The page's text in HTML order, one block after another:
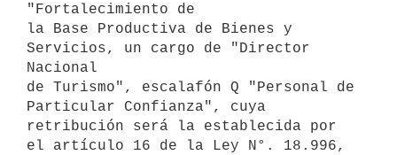
"Fortalecimiento de
la Base Productiva de Bienes y
Servicios, un cargo de "Director
Nacional
de Turismo", escalafón Q "Personal de
Particular Confianza", cuya
retribución será la establecida por
el artículo 16 de la Ley N°. 18.996,